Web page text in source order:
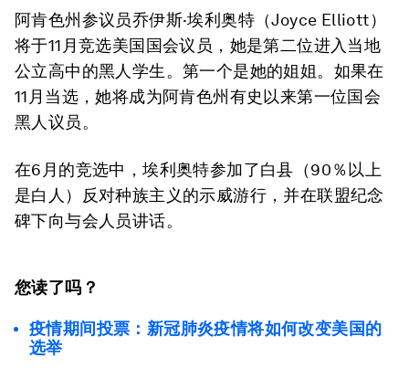
阿肯色州参议员乔伊斯·埃利奥特（Joyce Elliott）
将于11月竞选美国国会议员，她是第二位进入当地
公立高中的黑人学生。第一个是她的姐姐。如果在
11月当选，她将成为阿肯色州有史以来第一位国会
黑人议员。
在6月的竞选中，埃利奥特参加了白县（90％以上
是白人）反对种族主义的示威游行，并在联盟纪念
碑下向与会人员讲话。
您读了吗？
疫情期间投票：新冠肺炎疫情将如何改变美国的
选举